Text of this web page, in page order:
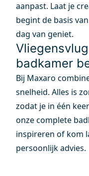
aanpast. Laat je
begint de basis
dag van geniet.
badkamer
Bij Maxaro
snelheid. Alles is
zodat je in één
onze complete
inspireren of kom
persoonlijk advies.